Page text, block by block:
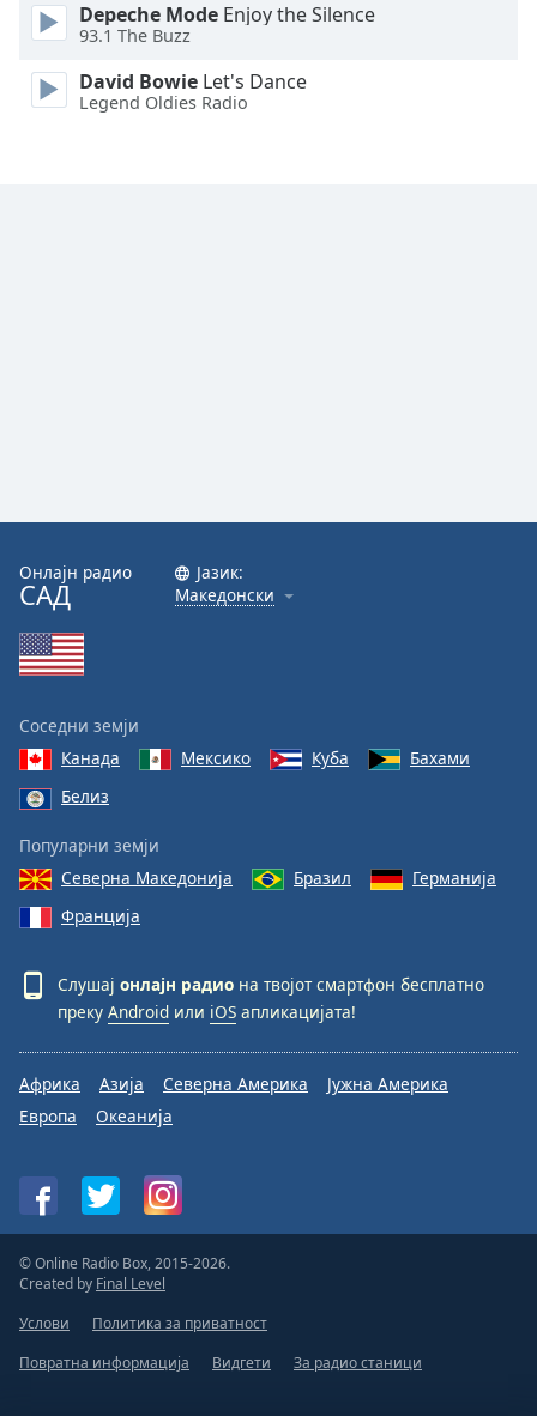
Depeche Mode Enjoy the Silence
93.1 The Buzz
David Bowie Let's Dance
Legend Oldies Radio
Онлајн радио
САД
Јазик:
Македонски
Соседни земји
Канада
Мексико Куба
Бахами
Белиз
Популарни земји
Северна Македонија
Бразил
Германија
Франција
Слушај онлајн радио на твојот смартфон бесплатно
преку Android или iOS апликацијата!
Африка Азија Северна Америка
Јужна Америка
Европа
Океанија
© Online Radio Box, 2015-2026.
Created by Final Level
Услови
Политика за приватност
Повратна информација
Видгети За радио станици